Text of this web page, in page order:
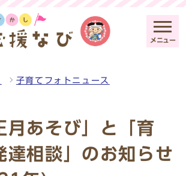
メニュー
子育てフォトニュース
月あそび」と「育
達相談」のお知らせ